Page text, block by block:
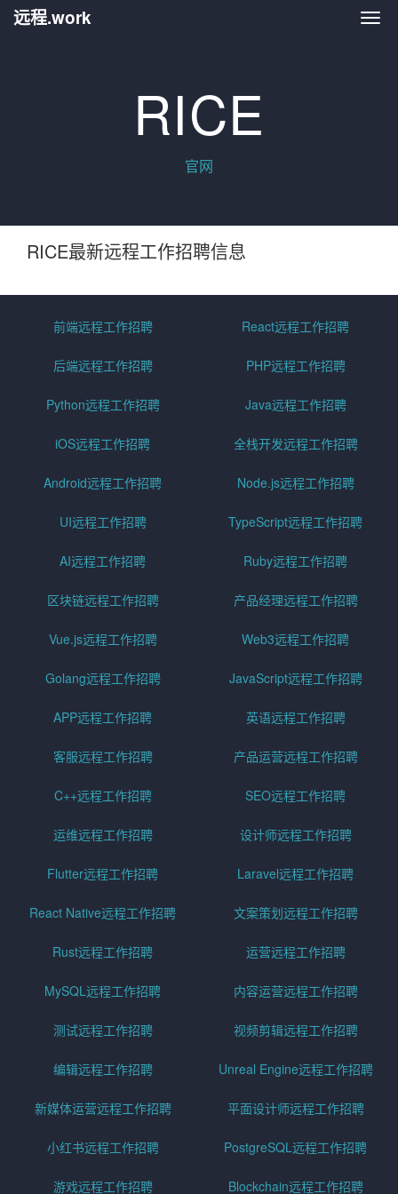
远
远程.work
RICE
官网
RICE最新远程工作招聘信息
前端远程工作招聘 React远程工作招聘
后端远程工作招聘 PHP远程工作招聘
Python远程工作招聘 Java远程工作招聘
iOS远程工作招聘 全栈开发远程工作招聘
Android远程工作招聘 Node.js远程工作招聘
UI远程工作招聘 TypeScript远程工作招聘
AI远程工作招聘 Ruby远程工作招聘
区块链远程工作招聘 产品经理远程工作招聘
Vue.js远程工作招聘 Web3远程工作招聘
Golang远程工作招聘 JavaScript远程工作招聘
APP远程工作招聘 英语远程工作招聘
客服远程工作招聘 产品运营远程工作招聘
C++远程工作招聘 SEO远程工作招聘
运维远程工作招聘 设计师远程工作招聘
Flutter远程工作招聘 Laravel远程工作招聘
React Native远程工作招聘 文案策划远程工作招聘
Rust远程工作招聘 运营远程工作招聘
MySQL远程工作招聘 内容运营远程工作招聘
测试远程工作招聘 视频剪辑远程工作招聘
编辑远程工作招聘 Unreal Engine远程工作招聘
新媒体运营远程工作招聘 平面设计师远程工作招聘
小红书远程工作招聘 PostgreSQL远程工作招聘
游戏远程工作招聘 Blockchain远程工作招聘